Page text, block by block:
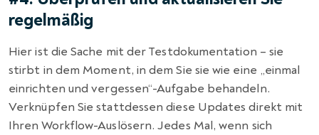
regelmäßig
Hier ist die Sache mit der Testdokumentation – sie
stirbt in dem Moment, in dem Sie sie wie eine „einmal
einrichten und vergessen“-Aufgabe behandeln.
Verknüpfen Sie stattdessen diese Updates direkt mit
Ihren Workflow-Auslösern. Jedes Mal, wenn sich